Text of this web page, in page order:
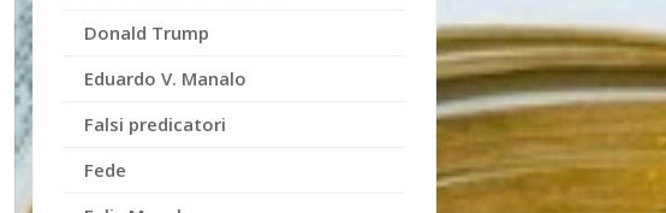
Donald Trump
Eduardo V. Manalo
Falsi predicatori
Fede